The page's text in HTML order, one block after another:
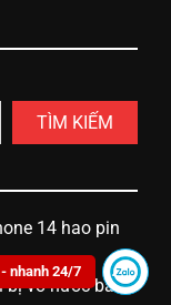
TÌM KIẾM
14 hao pin
bị vô nước bao
nhanh 24/7